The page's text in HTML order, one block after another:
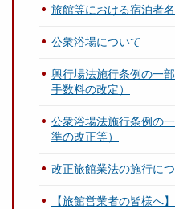
旅館等における宿泊者
公衆浴場について
興行場法施行条例の一
手数料の改定）
公衆浴場法施行条例の
準の改正等）
改正旅館業法の施行に
【旅館営業者の皆様へ